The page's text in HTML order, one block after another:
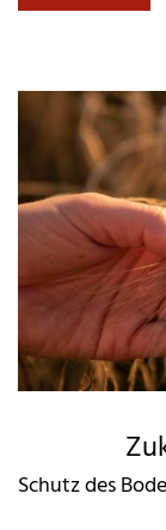
Schutz des